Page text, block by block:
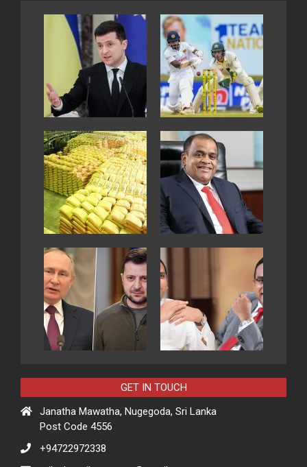
GET IN TOUCH
Janatha Mawatha, Nugegoda, Sri Lanka
Post Code 4556
+94722972338